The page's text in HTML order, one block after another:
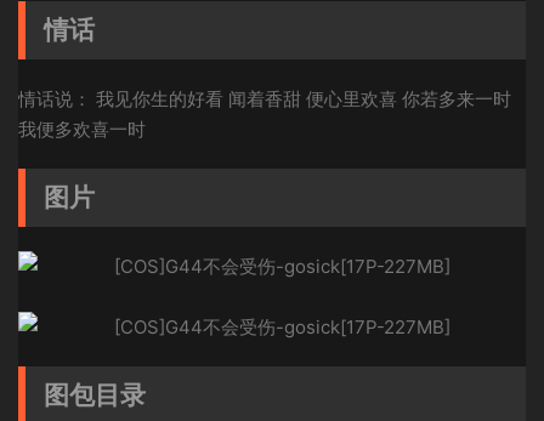
情话
情话说： 我见你生的好看 闻着香甜 便心里欢喜 你若多来一时
我便多欢喜一时
图片
图包目录